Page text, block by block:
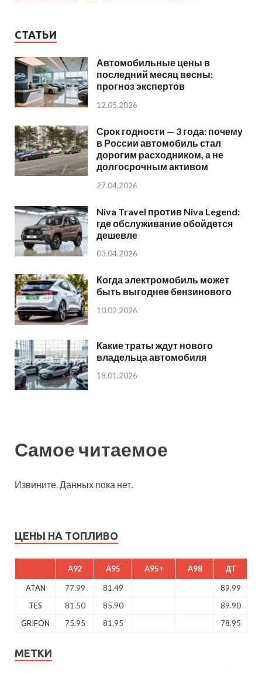
СТАТЬИ
Автомобильные цены в
последний месяц весны:
прогноз экспертов
12.05.2026
Срок годности — 3 года: почему
в России автомобиль стал
дорогим расходником, а не
долгосрочным активом
27.04.2026
Niva Travel против Niva Legend:
где обслуживание обойдется
дешевле
03.04.2026
Когда электромобиль может
быть выгоднее бензинового
10.02.2026
Какие траты ждут нового
владельца автомобиля
18.01.2026
Самое читаемое
Извините. Данных пока нет.
ЦЕНЫ НА ТОПЛИВО
A92 A95 A95+ A98 ДТ
ATAN 77.99 81.49
89.99
TES
81.50 85.90
89.90
GRIFON
75.95 81.95 78.95
МЕТКИ